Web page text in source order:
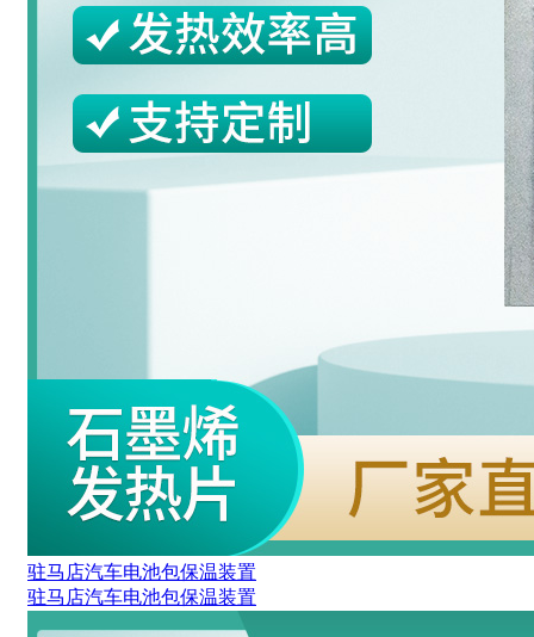
驻马店汽车电池包保温装置
驻马店汽车电池包保温装置